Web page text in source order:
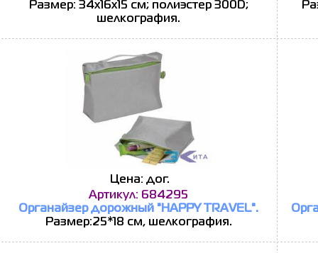
Размер: 34х16х15 см; полиэстер 300D;
шелкография.
Цена: дог.
Артикул: 684295
Органайзер дорожный "HAPPY TRAVEL".
Размер:25*18 см, шелкография.